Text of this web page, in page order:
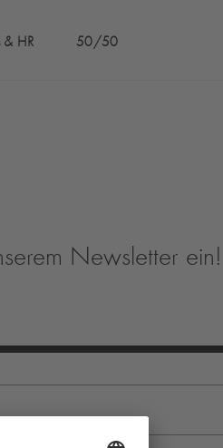
& HR 50/50
Newsletter ein!